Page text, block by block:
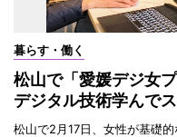
暮らす・働く
松山で「愛媛デジ女
デジタル技術学んで
松山で2月17日、女性が基礎